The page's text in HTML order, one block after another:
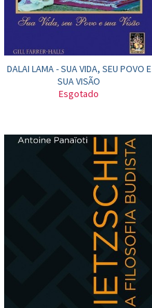
DALAI LAMA - SUA VIDA, SEU POVO E
SUA VISÃO
Esgotado